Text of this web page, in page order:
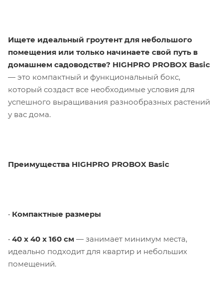
Ищете идеальный гроутент для небольшого
помещения или только начинаете свой путь в
домашнем садоводстве? HIGHPRO PROBOX Basic
— это компактный и функциональный бокс,
который создаст все необходимые условия для
успешного выращивания разнообразных растений
у вас дома.
Преимущества HIGHPRO PROBOX Basic
• Компактные размеры
• 40 x 40 x 160 см — занимает минимум места,
идеально подходит для квартир и небольших
помещений.